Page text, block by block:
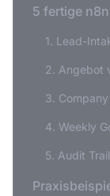
5 fertige
1. Lead-
2. Angebot
3. Company
4. Weekly
5. Audit